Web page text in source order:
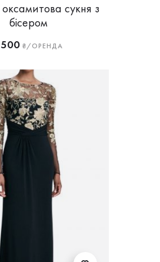
сукня з
бісером
₴/ОРЕНДА